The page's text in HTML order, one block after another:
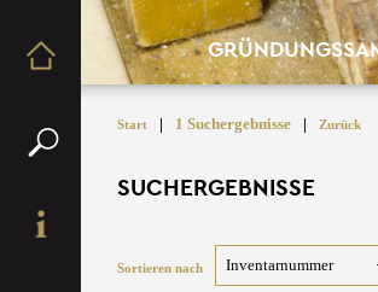
Start | 1 Suchergebnisse | Zurück
SUCHERGEBNISSE
Sortieren nach